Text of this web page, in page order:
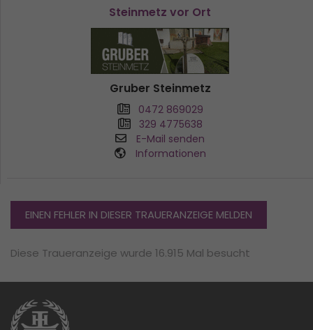
Steinmetz vor Ort
Gruber Steinmetz
0472 869029
329 4775638
E-Mail senden
Informationen
EINEN FEHLER IN DIESER TRAUERANZEIGE MELDEN
Diese Traueranzeige wurde 16.915 Mal besucht